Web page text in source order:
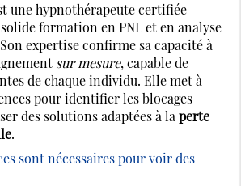
une hypnothérapeute certifiée
formation en PNL et en analyse
expertise confirme sa capacité à
sur mesure, capable de
de chaque individu. Elle met à
pour identifier les blocages
des solutions adaptées à laperte
.
sont nécessaires pour voir des